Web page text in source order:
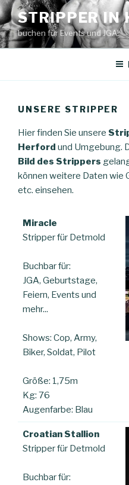
Zum
Inhalt
springen
STRIPPER IN
buchen für Events und JGA!
UNSERE STRIPPER
Hier finden Sie unsere
Herford und Umgebung.
Bild des Strippers
können weitere Daten wie
etc. einsehen.
Miracle
Stripper für Detmold
Buchbar für:
JGA, Geburtstage,
Feiern, Events und
mehr...
Shows: Cop, Army,
Biker, Soldat, Pilot
Größe: 1,75m
Kg: 76
Augenfarbe: Blau
Croatian Stallion
Stripper für Detmold
Buchbar für: